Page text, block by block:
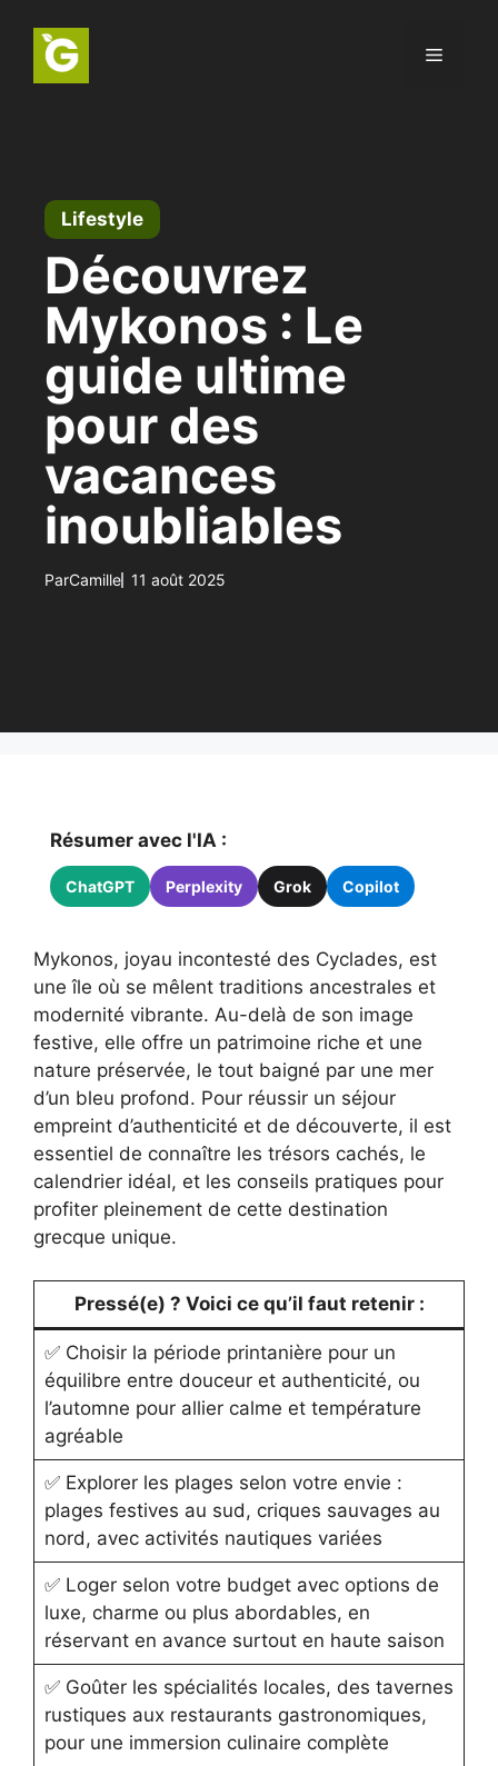
contenu
Menu
Lifestyle
Découvrez
Mykonos : Le
guide ultime
pour des
vacances
inoubliables
ParCamille 11 août 2025
Résumer avec l'IA :
ChatGPT Perplexity Grok Copilot
Mykonos, joyau incontesté des Cyclades, est
une île où se mêlent traditions ancestrales et
modernité vibrante. Au-delà de son image
festive, elle offre un patrimoine riche et une
nature préservée, le tout baigné par une mer
d’un bleu profond. Pour réussir un séjour
empreint d’authenticité et de découverte, il est
essentiel de connaître les trésors cachés, le
calendrier idéal, et les conseils pratiques pour
profiter pleinement de cette destination
grecque unique.
Pressé(e) ? Voici ce qu’il faut retenir :
✅ Choisir la période printanière pour un
équilibre entre douceur et authenticité, ou
l’automne pour allier calme et température
agréable
✅ Explorer les plages selon votre envie :
plages festives au sud, criques sauvages au
nord, avec activités nautiques variées
✅ Loger selon votre budget avec options de
luxe, charme ou plus abordables, en
réservant en avance surtout en haute saison
✅ Goûter les spécialités locales, des tavernes
rustiques aux restaurants gastronomiques,
pour une immersion culinaire complète